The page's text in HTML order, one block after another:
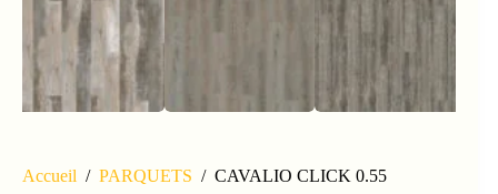
Accueil / PARQUETS / CAVALIO CLICK 0.55